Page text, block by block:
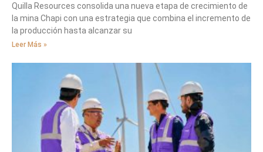
Quilla Resources consolida una nueva etapa de crecimiento de
la mina Chapi con una estrategia que combina el incremento de
la producción hasta alcanzar su
Leer Más »